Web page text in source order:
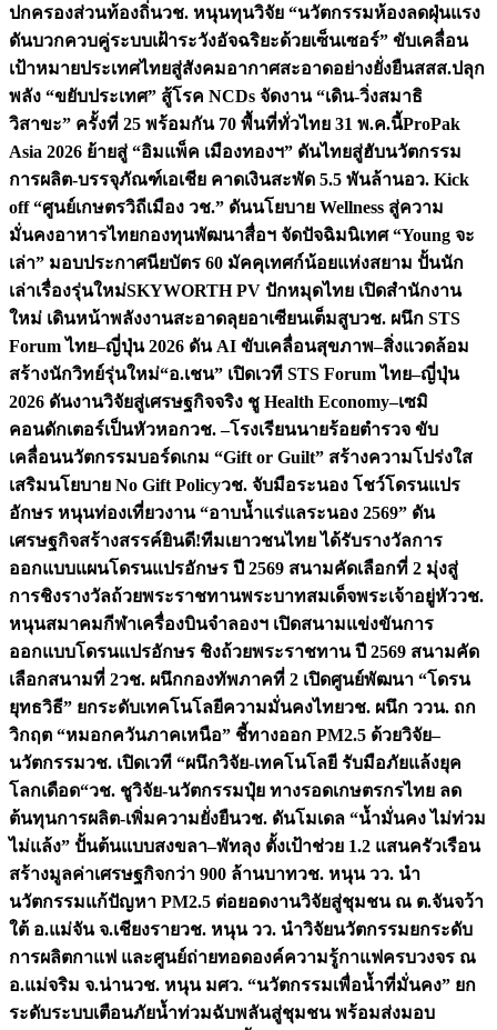
ปกครองส่วนท้องถิ่นวช. หนุนทุนวิจัย “นวัตกรรมห้องลดฝุ่นแรง
ดันบวกควบคู่ระบบเฝ้าระวังอัจฉริยะด้วยเซ็นเซอร์” ขับเคลื่อน
เป้าหมายประเทศไทยสู่สังคมอากาศสะอาดอย่างยั่งยืนสสส.ปลุก
พลัง “ขยับประเทศ” สู้โรค NCDs จัดงาน “เดิน-วิ่งสมาธิ
วิสาขะ” ครั้งที่ 25 พร้อมกัน 70 พื้นที่ทั่วไทย 31 พ.ค.นี้ProPak
Asia 2026 ย้ายสู่ “อิมแพ็ค เมืองทองฯ” ดันไทยสู่ฮับนวัตกรรม
การผลิต-บรรจุภัณฑ์เอเชีย คาดเงินสะพัด 5.5 พันล้านอว. Kick
off “ศูนย์เกษตรวิถีเมือง วช.” ดันนโยบาย Wellness สู่ความ
มั่นคงอาหารไทยกองทุนพัฒนาสื่อฯ จัดปัจฉิมนิเทศ “Young จะ
เล่า” มอบประกาศนียบัตร 60 มัคคุเทศก์น้อยแห่งสยาม ปั้นนัก
เล่าเรื่องรุ่นใหม่SKYWORTH PV ปักหมุดไทย เปิดสำนักงาน
ใหม่ เดินหน้าพลังงานสะอาดลุยอาเซียนเต็มสูบวช. ผนึก STS
Forum ไทย–ญี่ปุ่น 2026 ดัน AI ขับเคลื่อนสุขภาพ–สิ่งแวดล้อม
สร้างนักวิทย์รุ่นใหม่“อ.เชน” เปิดเวที STS Forum ไทย–ญี่ปุ่น
2026 ดันงานวิจัยสู่เศรษฐกิจจริง ชู Health Economy–เซมิ
คอนดักเตอร์เป็นหัวหอกวช. –โรงเรียนนายร้อยตำรวจ ขับ
เคลื่อนนวัตกรรมบอร์ดเกม “Gift or Guilt” สร้างความโปร่งใส
เสริมนโยบาย No Gift Policyวช. จับมือระนอง โชว์โดรนแปร
อักษร หนุนท่องเที่ยวงาน “อาบน้ำแร่แลระนอง 2569” ดัน
เศรษฐกิจสร้างสรรค์ยินดี!ทีมเยาวชนไทย ได้รับรางวัลการ
ออกแบบแผนโดรนแปรอักษร ปี 2569 สนามคัดเลือกที่ 2 มุ่งสู่
การชิงรางวัลถ้วยพระราชทานพระบาทสมเด็จพระเจ้าอยู่หัววช.
หนุนสมาคมกีฬาเครื่องบินจำลองฯ เปิดสนามแข่งขันการ
ออกแบบโดรนแปรอักษร ชิงถ้วยพระราชทาน ปี 2569 สนามคัด
เลือกสนามที่ 2วช. ผนึกกองทัพภาคที่ 2 เปิดศูนย์พัฒนา “โดรน
ยุทธวิธี” ยกระดับเทคโนโลยีความมั่นคงไทยวช. ผนึก ววน. ถก
วิกฤต “หมอกควันภาคเหนือ” ชี้ทางออก PM2.5 ด้วยวิจัย–
นวัตกรรมวช. เปิดเวที “ผนึกวิจัย-เทคโนโลยี รับมือภัยแล้งยุค
โลกเดือด“วช. ชูวิจัย-นวัตกรรมปุ๋ย ทางรอดเกษตรกรไทย ลด
ต้นทุนการผลิต-เพิ่มความยั่งยืนวช. ดันโมเดล “น้ำมั่นคง ไม่ท่วม
ไม่แล้ง” ปั้นต้นแบบสงขลา–พัทลุง ตั้งเป้าช่วย 1.2 แสนครัวเรือน
สร้างมูลค่าเศรษฐกิจกว่า 900 ล้านบาทวช. หนุน วว. นำ
นวัตกรรมแก้ปัญหา PM2.5 ต่อยอดงานวิจัยสู่ชุมชน ณ ต.จันจว้า
ใต้ อ.แม่จัน จ.เชียงรายวช. หนุน วว. นำวิจัยนวัตกรรมยกระดับ
การผลิตกาแฟ และศูนย์ถ่ายทอดองค์ความรู้กาแฟครบวงจร ณ
อ.แม่จริม จ.น่านวช. หนุน มศว. “นวัตกรรมเพื่อน้ำที่มั่นคง” ยก
ระดับระบบเตือนภัยน้ำท่วมฉับพลันสู่ชุมชน พร้อมส่งมอบ